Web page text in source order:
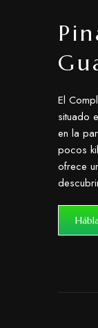
El
situado
en la
pocos
ofrece